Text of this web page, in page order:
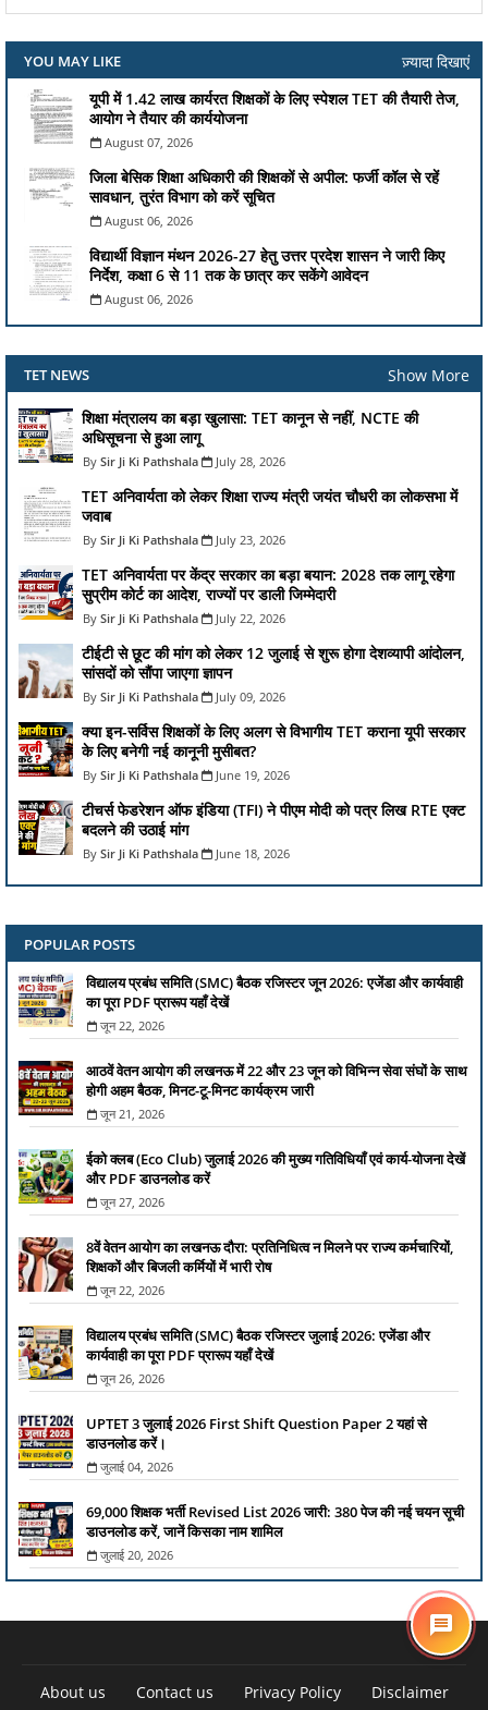
YOU MAY LIKE
ज़्यादा दिखाएं
यूपी में 1.42 लाख कार्यरत शिक्षकों के लिए स्पेशल TET की तैयारी तेज,
आयोग ने तैयार की कार्ययोजना
August 07, 2026
जिला बेसिक शिक्षा अधिकारी की शिक्षकों से अपील: फर्जी कॉल से रहें
सावधान, तुरंत विभाग को करें सूचित
August 06, 2026
विद्यार्थी विज्ञान मंथन 2026-27 हेतु उत्तर प्रदेश शासन ने जारी किए
निर्देश, कक्षा 6 से 11 तक के छात्र कर सकेंगे आवेदन
August 06, 2026
TET NEWS Show More
शिक्षा मंत्रालय का बड़ा खुलासा: TET कानून से नहीं, NCTE की
अधिसूचना से हुआ लागू
Sir Ji Ki Pathshala July 28, 2026
TET अनिवार्यता को लेकर शिक्षा राज्य मंत्री जयंत चौधरी का लोकसभा में
जवाब
Sir Ji Ki Pathshala July 23, 2026
TET अनिवार्यता पर केंद्र सरकार का बड़ा बयान: 2028 तक लागू रहेगा
सुप्रीम कोर्ट का आदेश, राज्यों पर डाली जिम्मेदारी
Sir Ji Ki Pathshala July 22, 2026
टीईटी से छूट की मांग को लेकर 12 जुलाई से शुरू होगा देशव्यापी आंदोलन,
सांसदों को सौंपा जाएगा ज्ञापन
Sir Ji Ki Pathshala July 09, 2026
क्या इन-सर्विस शिक्षकों के लिए अलग से विभागीय TET कराना यूपी सरकार
के लिए बनेगी नई कानूनी मुसीबत?
Sir Ji Ki Pathshala June 19, 2026
टीचर्स फेडरेशन ऑफ इंडिया (TFI) ने पीएम मोदी को पत्र लिख RTE एक्ट
बदलने की उठाई मांग
Sir Ji Ki Pathshala June 18, 2026
POPULAR POSTS
विद्यालय प्रबंध समिति (SMC) बैठक रजिस्टर जून 2026: एजेंडा और कार्यवाही
का पूरा PDF प्रारूप यहाँ देखें
जून 22, 2026
आठवें वेतन आयोग की लखनऊ में 22 और 23 जून को विभिन्न सेवा संघों के साथ
होगी अहम बैठक, मिनट-टू-मिनट कार्यक्रम जारी
जून 21, 2026
ईको क्लब (Eco Club) जुलाई 2026 की मुख्य गतिविधियाँ एवं कार्य-योजना देखें
और PDF डाउनलोड करें
जून 27, 2026
8वें वेतन आयोग का लखनऊ दौरा: प्रतिनिधित्व न मिलने पर राज्य कर्मचारियों,
शिक्षकों और बिजली कर्मियों में भारी रोष
जून 22, 2026
विद्यालय प्रबंध समिति (SMC) बैठक रजिस्टर जुलाई 2026: एजेंडा और
कार्यवाही का पूरा PDF प्रारूप यहाँ देखें
जून 26, 2026
UPTET 3 जुलाई 2026 First Shift Question Paper 2 यहां से
डाउनलोड करें।
जुलाई 04, 2026
69,000 शिक्षक भर्ती Revised List 2026 जारी: 380 पेज की नई चयन सूची
डाउनलोड करें, जानें किसका नाम शामिल
जुलाई 20, 2026
About us Contact us Privacy Policy Disclaimer